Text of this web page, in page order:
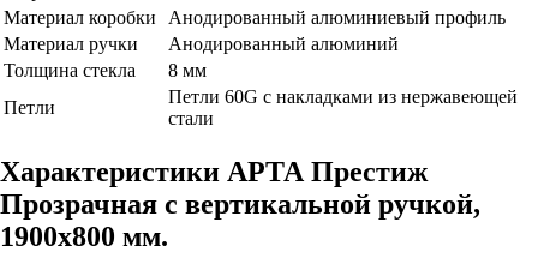
Материал коробки
Анодированный алюминиевый профиль
Материал ручки
Анодированный алюминий
Толщина стекла
8 мм
Петли
Петли 60G c накладками из нержавеющей
стали
Характеристики АРТА Престиж
Прозрачная с вертикальной ручкой,
1900х800 мм.